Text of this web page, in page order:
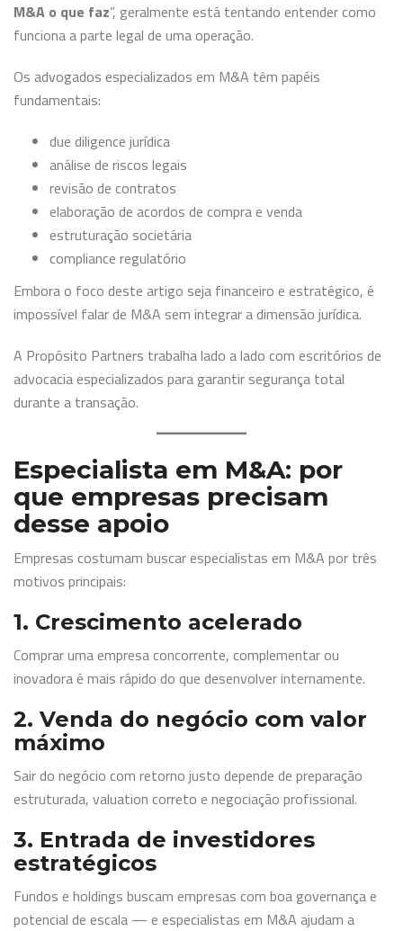
M&A o que faz”, geralmente está tentando entender como
funciona a parte legal de uma operação.
Os advogados especializados em M&A têm papéis
fundamentais:
due diligence jurídica
análise de riscos legais
revisão de contratos
elaboração de acordos de compra e venda
estruturação societária
compliance regulatório
Embora o foco deste artigo seja financeiro e estratégico, é
impossível falar de M&A sem integrar a dimensão jurídica.
A Propósito Partners trabalha lado a lado com escritórios de
advocacia especializados para garantir segurança total
durante a transação.
Especialista em M&A: por
que empresas precisam
desse apoio
Empresas costumam buscar especialistas em M&A por três
motivos principais:
1. Crescimento acelerado
Comprar uma empresa concorrente, complementar ou
inovadora é mais rápido do que desenvolver internamente.
2. Venda do negócio com valor
máximo
Sair do negócio com retorno justo depende de preparação
estruturada, valuation correto e negociação profissional.
3. Entrada de investidores
estratégicos
Fundos e holdings buscam empresas com boa governança e
potencial de escala — e especialistas em M&A ajudam a